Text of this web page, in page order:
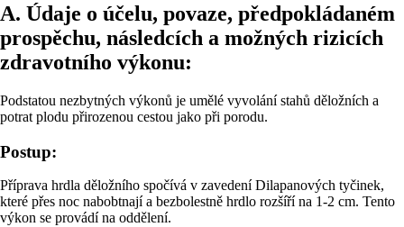
A. Údaje o účelu, povaze, předpokládaném
prospěchu, následcích a možných rizicích
zdravotního výkonu:
Podstatou nezbytných výkonů je umělé vyvolání stahů děložních a
potrat plodu přirozenou cestou jako při porodu.
Postup:
Příprava hrdla děložního spočívá v zavedení Dilapanových tyčinek,
které přes noc nabobtnají a bezbolestně hrdlo rozšíří na 1-2 cm. Tento
výkon se provádí na oddělení.